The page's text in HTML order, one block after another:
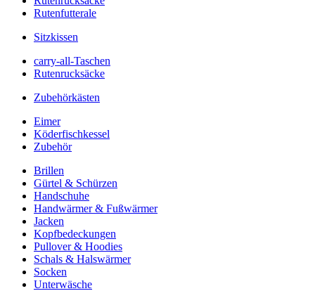
Rutenfutterale
Sitzkissen
carry-all-Taschen
Rutenrucksäcke
Zubehörkästen
Eimer
Köderfischkessel
Zubehör
Brillen
Gürtel & Schürzen
Handschuhe
Handwärmer & Fußwärmer
Jacken
Kopfbedeckungen
Pullover & Hoodies
Schals & Halswärmer
Socken
Unterwäsche